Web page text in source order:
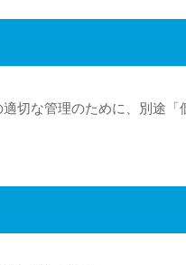
切な管理のために、別途「